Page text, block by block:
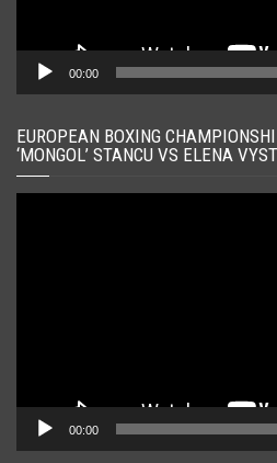
00:00
EUROPEAN BOXING
‘MONGOL’ STANCU VS ELENA
00:00